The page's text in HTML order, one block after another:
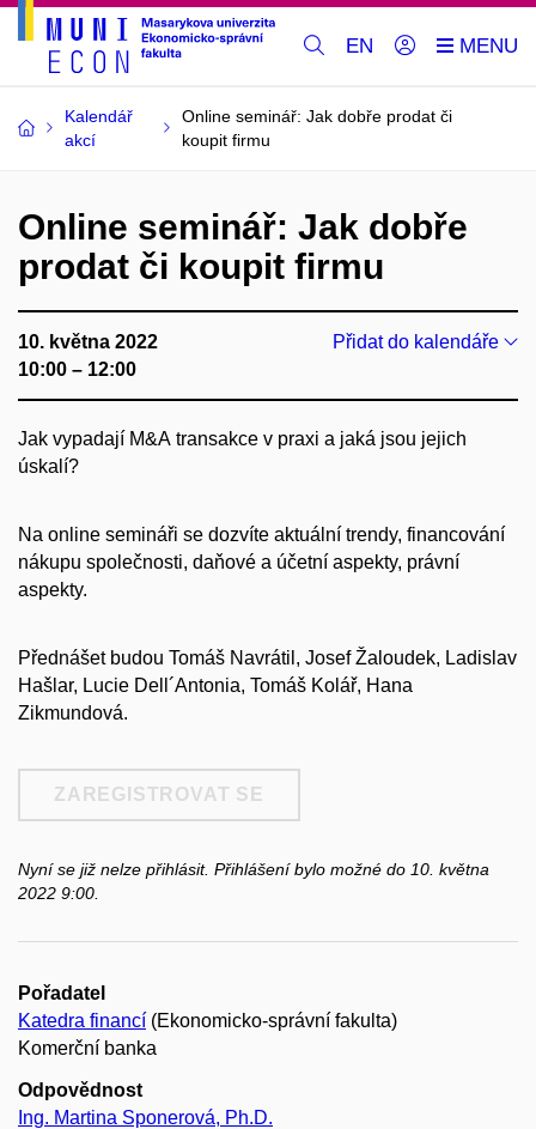
EN
Kalendář
akcí
Online seminář: Jak dobře prodat či
koupit firmu
Online seminář: Jak dobře
prodat či koupit firmu
10. května 2022
10:00 – 12:00
Přidat do kalendáře
Jak vypadají M&A transakce v praxi a jaká jsou jejich
úskalí?
Na online semináři se dozvíte aktuální trendy, financování
nákupu společnosti, daňové a účetní aspekty, právní
aspekty.
Přednášet budou Tomáš Navrátil, Josef Žaloudek, Ladislav
Hašlar, Lucie Dell´Antonia, Tomáš Kolář, Hana
Zikmundová.
ZAREGISTROVAT SE
Nyní se již nelze přihlásit. Přihlášení bylo možné do 10. května
2022 9:00.
Pořadatel
Katedra financí (Ekonomicko-správní fakulta)
Komerční banka
Odpovědnost
Ing. Martina Sponerová, Ph.D.